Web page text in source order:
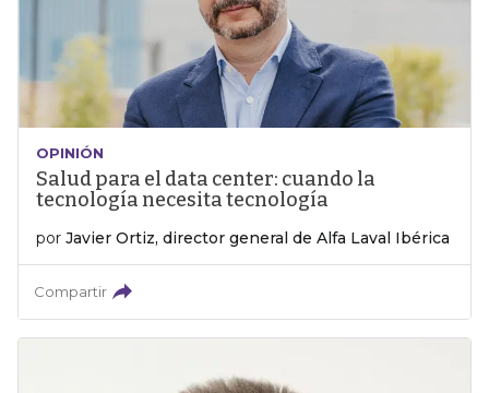
OPINIÓN
Salud para el data center: cuando la
tecnología necesita tecnología
por Javier Ortiz, director general de Alfa Laval Ibérica
Compartir